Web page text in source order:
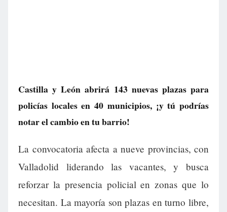
Castilla y León abrirá 143 nuevas plazas para
policías locales en 40 municipios, ¡y tú podrías
notar el cambio en tu barrio!
La convocatoria afecta a nueve provincias, con
Valladolid liderando las vacantes, y busca
reforzar la presencia policial en zonas que lo
necesitan. La mayoría son plazas en turno libre,